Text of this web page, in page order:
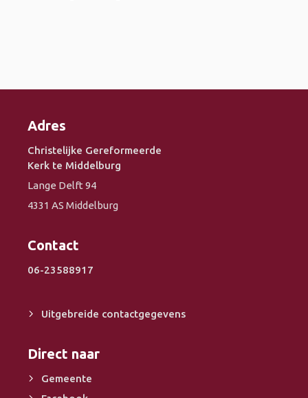
Adres
Christelijke Gereformeerde
Kerk te Middelburg
Lange Delft 94
4331 AS Middelburg
Contact
06-23588917
Uitgebreide contactgegevens
Direct naar
Gemeente